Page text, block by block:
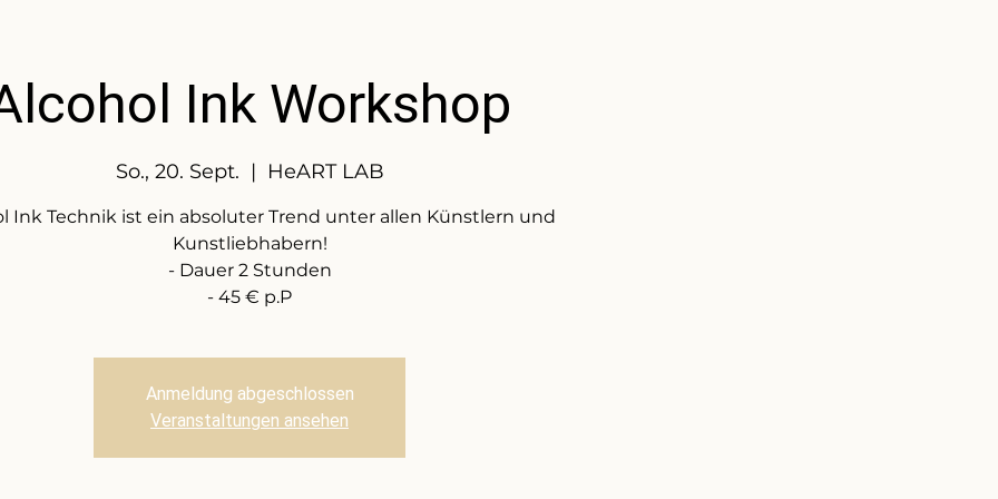
Ink Workshop
So., 20. Sept.
  |
HeART LAB
Ink Technik ist ein absoluter Trend unter allen Künstlern und
Kunstliebhabern!
- Dauer 2 Stunden
- 45 € p.P
Anmeldung abgeschlossen
Veranstaltungen ansehen